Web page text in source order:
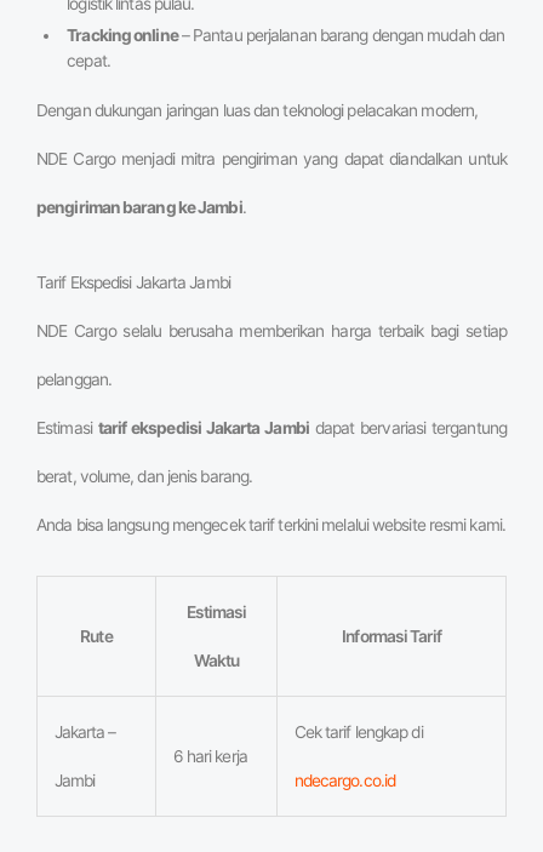
Tracking online– Pantau perjalanan barang dengan mudah dan
cepat.
Dengan dukungan jaringan luas dan teknologi pelacakan modern,
NDE Cargo menjadi mitra pengiriman yang dapat diandalkan untuk
pengiriman barang ke Jambi.
Tarif Ekspedisi Jakarta Jambi
NDE Cargo selalu berusaha memberikan harga terbaik bagi setiap
pelanggan.
Estimasi tarif ekspedisi Jakarta Jambidapat bervariasi tergantung
berat, volume, dan jenis barang.
Anda bisa langsung mengecek tarif terkini melalui website resmi kami.
Rute
Estimasi
Waktu
Informasi Tarif
Jakarta –
Jambi
6 hari kerja
Cek tarif lengkap di
ndecargo.co.id